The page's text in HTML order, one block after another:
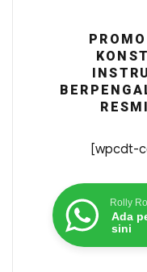
[wpcdt-
Rolly
Ada
sini